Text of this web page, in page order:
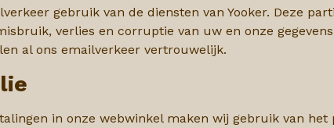
gebruik van de diensten van Yooker. Deze
verlies en corruptie van uw en onze
al ons emailverkeer vertrouwelijk.
in onze webwinkel maken wij gebruik van